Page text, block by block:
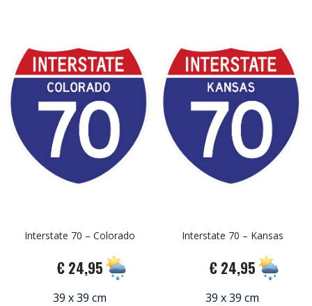
Interstate 70 – Colorado
€ 24,95
39 x 39 cm
Interstate 70 – Kansas
€ 24,95
39 x 39 cm